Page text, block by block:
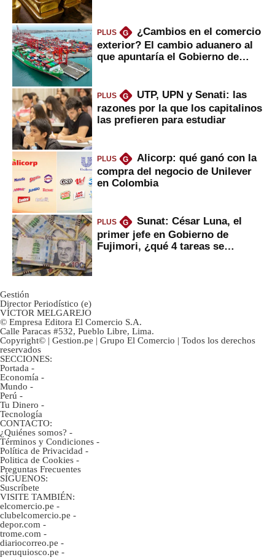
PLUS G
¿Cambios en el comercio
exterior? El cambio aduanero al
que apuntaría el Gobierno de
PLUS G
UTP, UPN y Senati: las
razones por la que los capitalinos
las prefieren para estudiar
PLUS G
Alicorp: qué ganó con la
compra del negocio de Unilever
en Colombia
PLUS G
Sunat: César Luna, el
primer jefe en Gobierno de
Fujimori, ¿qué 4 tareas se
Gestión
Director Periodístico (e)
VÍCTOR MELGAREJO
© Empresa Editora El Comercio S.A.
Calle Paracas #532, Pueblo Libre, Lima.
Copyright© | Gestion.pe | Grupo El Comercio | Todos los derechos
reservados
SECCIONES:
Portada -
Economía -
Mundo -
Perú -
Tu Dinero -
Tecnología
CONTACTO:
¿Quiénes somos? -
Términos y Condiciones -
Política de Privacidad -
Politica de Cookies -
Preguntas Frecuentes
SÍGUENOS:
Suscríbete
VISITE TAMBIÉN:
elcomercio.pe -
clubelcomercio.pe -
depor.com -
trome.com -
diariocorreo.pe -
peruquiosco.pe -